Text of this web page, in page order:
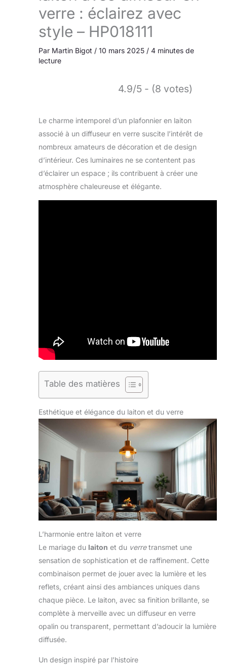
verre : éclairez avec
style – HP018111
Par Martin Bigot / 10 mars 2025 / 4 minutes de
lecture
4.9/5 - (8 votes)
Le charme intemporel d’un plafonnier en laiton
associé à un diffuseur en verre suscite l’intérêt de
nombreux amateurs de décoration et de design
d’intérieur. Ces luminaires ne se contentent pas
d’éclairer un espace ; ils contribuent à créer une
atmosphère chaleureuse et élégante.
Table des matières
Esthétique et élégance du laiton et du verre
L’harmonie entre laiton et verre
Le mariage du laiton et du verretransmet une
sensation de sophistication et de raffinement. Cette
combinaison permet de jouer avec la lumière et les
reflets, créant ainsi des ambiances uniques dans
chaque pièce. Le laiton, avec sa finition brillante, se
complète à merveille avec un diffuseur en verre
opalin ou transparent, permettant d’adoucir la lumière
diffusée.
Un design inspiré par l’histoire